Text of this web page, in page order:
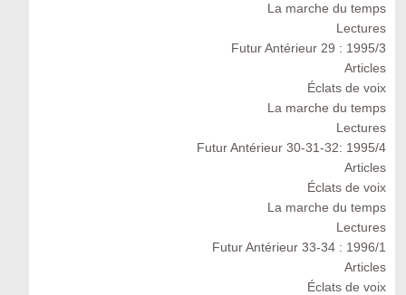
La marche du temps
Lectures
Futur Antérieur 29 : 1995/3
Articles
Éclats de voix
La marche du temps
Lectures
Futur Antérieur 30-31-32: 1995/4
Articles
Éclats de voix
La marche du temps
Lectures
Futur Antérieur 33-34 : 1996/1
Articles
Éclats de voix